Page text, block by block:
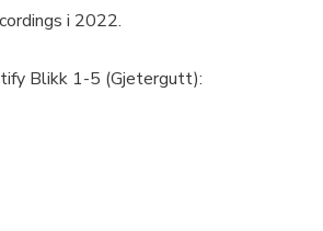
i 2022.
Blikk 1-5 (Gjetergutt):